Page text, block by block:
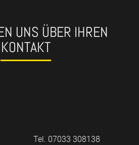
UNS ÜBER IHREN
KONTAKT
Tel. 07033 308138